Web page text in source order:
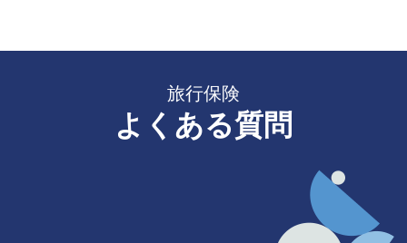
旅行保険
よくある質問